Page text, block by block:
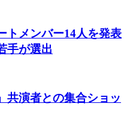
トメンバー14人を発表
手が選出
共演者との集合ショッ